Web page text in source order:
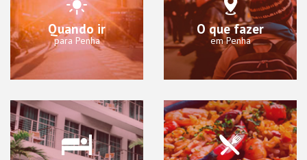
Quando ir
para Penha
O que fazer
em Penha